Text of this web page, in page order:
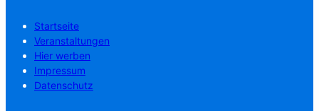
Startseite
Veranstaltungen
Hier werben
Impressum
Datenschutz